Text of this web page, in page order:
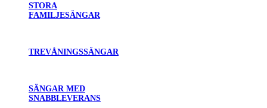
STORA
FAMILJESÄNGAR
TREVÅNINGSSÄNGAR
SÄNGAR MED
SNABBLEVERANS